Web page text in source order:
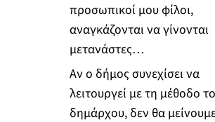
προσωπικοί μου φίλοι,
αναγκάζονται να γίνονται
μετανάστες…
Αν ο δήμος συνεχίσει να
λειτουργεί με τη μέθοδο
δημάρχου, δεν θα